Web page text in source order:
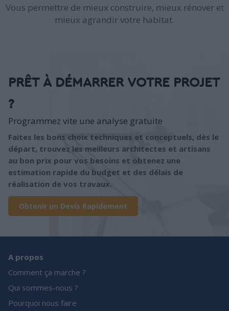
Vous permettre de mieux construire, mieux rénover et
mieux agrandir votre habitat.
PRÊT À DÉMARRER VOTRE PROJET
?
Programmez vite une analyse gratuite
Faites les bons choix techniques et conceptuels, dès le
départ, trouvez les meilleurs architectes et artisans
au bon prix pour vos besoins et obtenez une
estimation rapide du budget et des délais de
réalisation de vos travaux.
Obtenir un Devis Rapidement
A propos
Comment ça marche ?
Qui sommes-nous ?
Pourquoi nous faire